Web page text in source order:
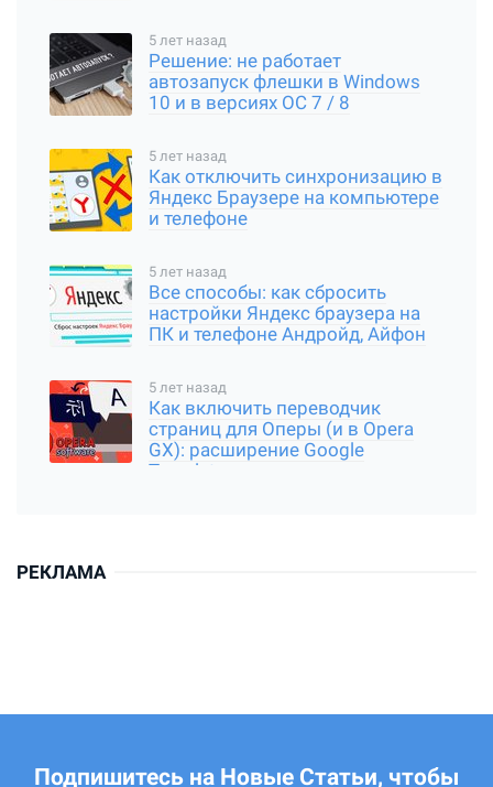
5 лет назад
Решение: не работает
автозапуск флешки в Windows
10 и в версиях ОС 7 / 8
5 лет назад
Как отключить синхронизацию в
Яндекс Браузере на компьютере
и телефоне
5 лет назад
Все способы: как сбросить
настройки Яндекс браузера на
ПК и телефоне Андройд, Айфон
5 лет назад
Как включить переводчик
страниц для Оперы (и в Opera
GX): расширение Google
Translator
РЕКЛАМА
Подпишитесь на Новые Статьи, чтобы